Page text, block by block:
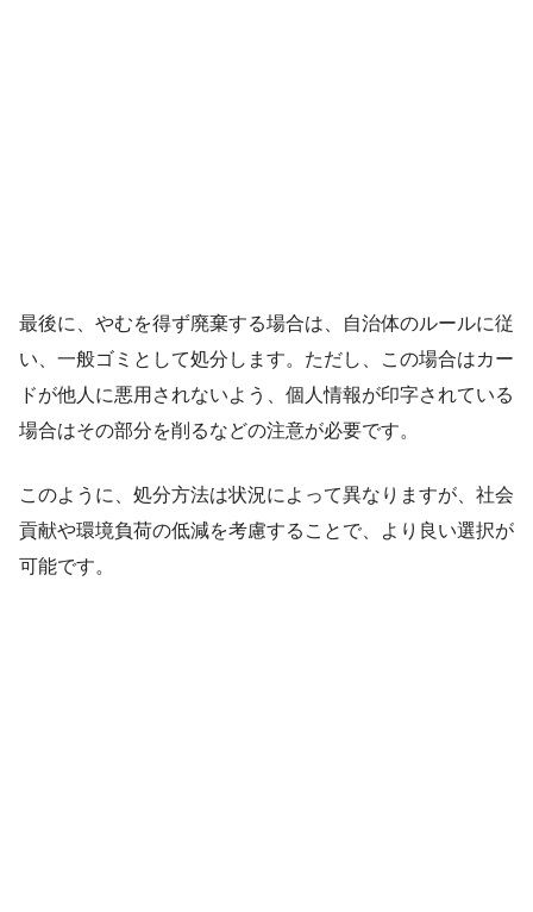
最後に、やむを得ず廃棄する場合は、自治体のルールに従
い、一般ゴミとして処分します。ただし、この場合はカー
ドが他人に悪用されないよう、個人情報が印字されている
場合はその部分を削るなどの注意が必要です。
このように、処分方法は状況によって異なりますが、社会
貢献や環境負荷の低減を考慮することで、より良い選択が
可能です。